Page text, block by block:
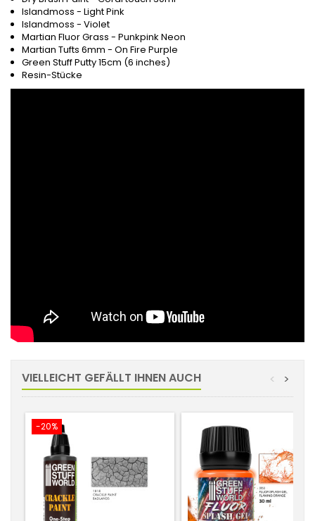
Islandmoss - Light Pink
Islandmoss - Violet
Martian Fluor Grass - Punkpink Neon
Martian Tufts 6mm - On Fire Purple
Green Stuff Putty 15cm (6 inches)
Resin-Stücke
VIELLEICHT GEFÄLLT IHNEN AUCH >
<
-20%